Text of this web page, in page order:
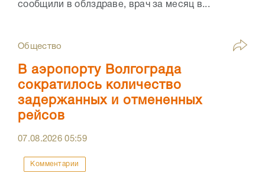
сообщили в облздраве, врач за месяц в...
Общество
В аэропорту Волгограда
сократилось количество
задержанных и отмененных
рейсов
07.08.202605:59
Комментарии